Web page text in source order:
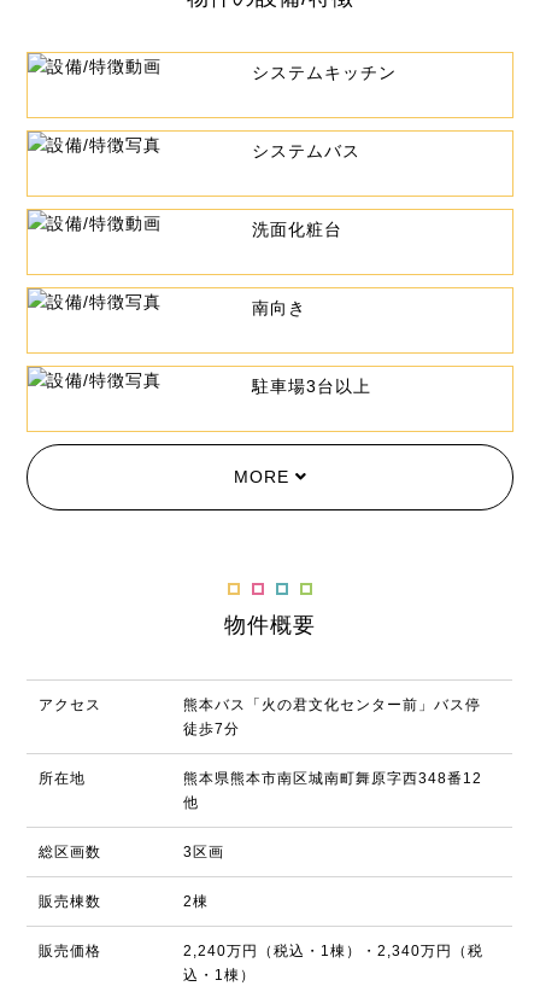
システムキッチン
システムバス
洗面化粧台
南向き
駐車場3台以上
MORE
物件概要
アクセス
熊本バス「火の君文化センター前」バス停
徒歩7分
所在地
熊本県熊本市南区城南町舞原字西348番12
他
総区画数 3区画
販売棟数 2棟
販売価格
2,240万円（税込・1棟）・2,340万円（税
込・1棟）